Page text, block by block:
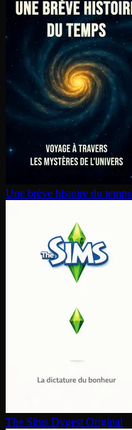
Une brève histoire du temps
The Sims Dygest Original